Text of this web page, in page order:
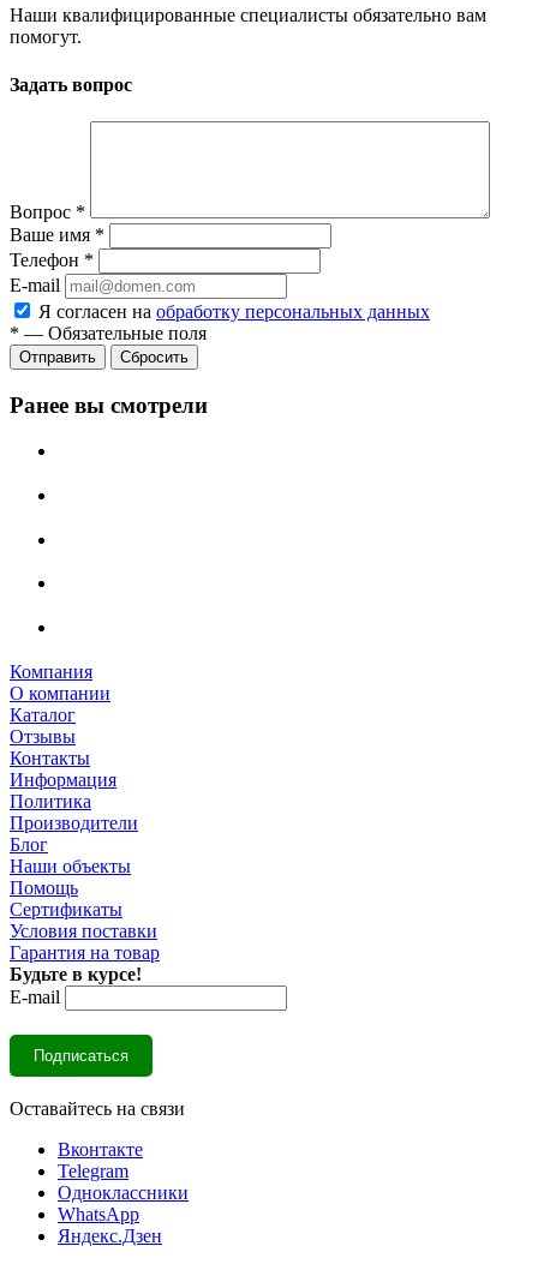
Наши квалифицированные специалисты обязательно вам
помогут.
Задать вопрос
Вопрос *
Ваше имя *
Телефон *
E-mail
Я согласен на обработку персональных данных
* — Обязательные поля
Сбросить
Ранее вы смотрели
Компания
О компании
Каталог
Отзывы
Контакты
Информация
Политика
Производители
Блог
Наши объекты
Помощь
Сертификаты
Условия поставки
Гарантия на товар
Будьте в курсе!
E-mail
Оставайтесь на связи
Вконтакте
Telegram
Одноклассники
WhatsApp
Яндекс.Дзен